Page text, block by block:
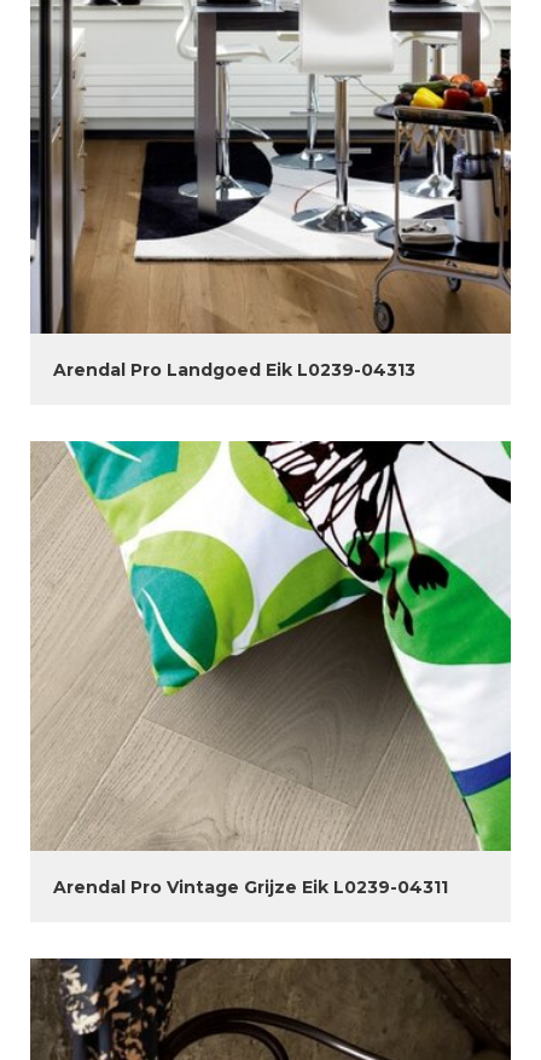
Arendal Pro Landgoed Eik L0239-04313
Arendal Pro Vintage Grijze Eik L0239-04311